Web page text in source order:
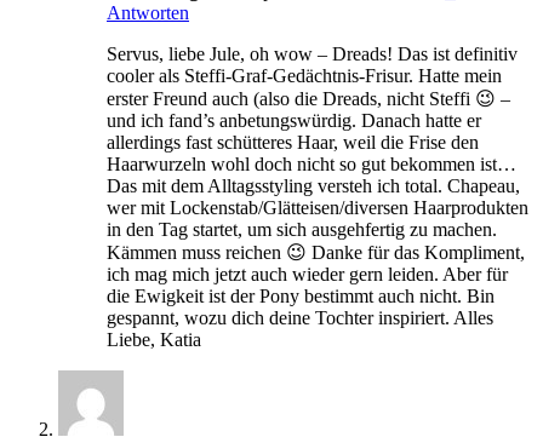
Antworten
Servus, liebe Jule, oh wow – Dreads! Das ist definitiv
cooler als Steffi-Graf-Gedächtnis-Frisur. Hatte mein
erster Freund auch (also die Dreads, nicht Steffi 😉 –
und ich fand’s anbetungswürdig. Danach hatte er
allerdings fast schütteres Haar, weil die Frise den
Haarwurzeln wohl doch nicht so gut bekommen ist…
Das mit dem Alltagsstyling versteh ich total. Chapeau,
wer mit Lockenstab/Glätteisen/diversen Haarprodukten
in den Tag startet, um sich ausgehfertig zu machen.
Kämmen muss reichen 😉 Danke für das Kompliment,
ich mag mich jetzt auch wieder gern leiden. Aber für
die Ewigkeit ist der Pony bestimmt auch nicht. Bin
gespannt, wozu dich deine Tochter inspiriert. Alles
Liebe, Katia